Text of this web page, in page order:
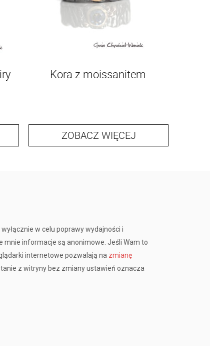
Kora z moissanitem
ZOBACZ WIĘCEJ
w celu poprawy wydajności i
mnie informacje są anonimowe. Jeśli Wam to
internetowe pozwalają na zmianę
z witryny bez zmiany ustawień oznacza